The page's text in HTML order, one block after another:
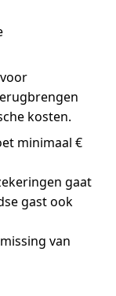
kosten.
minimaal €
gaat
gast ook
van